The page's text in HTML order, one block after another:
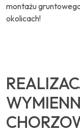
montażu
okolicach!